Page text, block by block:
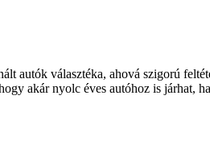
autók választéka, ahová szigorú
akár nyolc éves autóhoz is járhat,